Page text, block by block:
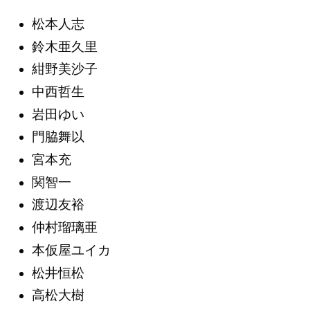
松本人志
鈴木亜久里
紺野美沙子
中西哲生
岩田ゆい
門脇舞以
宮本充
関智一
渡辺友裕
仲村瑠璃亜
本仮屋ユイカ
松井恒松
高松大樹